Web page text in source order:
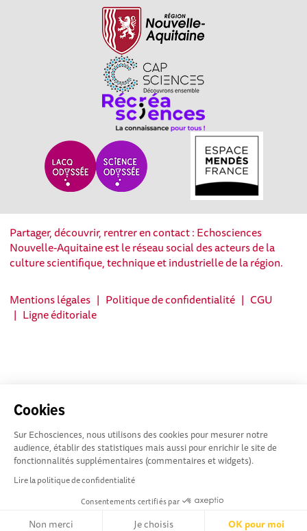
Cookies
Sur Echosciences, nous utilisons des cookies pour mesurer notre
audience, établir des statistiques mais aussi pour enrichir le site de
fonctionnalités supplémentaires (commentaires et widgets).
Lire la politique de confidentialité
Consentements certifiés par
Non merci Je choisis OK pour moi
Partager, découvrir, rentrer en contact : Echosciences
Nouvelle-Aquitaine est le réseau social des acteurs de la
culture scientifique, technique et industrielle de la région.
Mentions légales | Politique de confidentialité | CGU
| Ligne éditoriale